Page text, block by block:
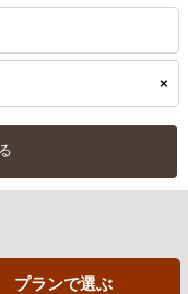
×
プランで選ぶ